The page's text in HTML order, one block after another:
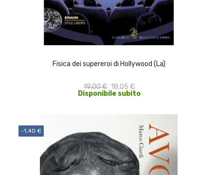
Fisica dei supereroi di Hollywood (La)
19,00 € 18,05 €
Disponibile subito
ACQUISTA
-1,40 €